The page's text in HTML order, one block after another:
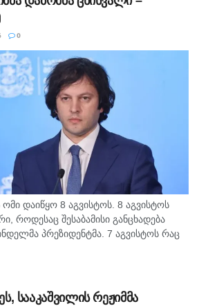
წარმატების მიღწევაში
დროა ახალი პროექტების
განვითარებისთვის.
შეტყობინება სასიამოვნო
მშვიდი და ჰარმონიული
გზას გაჩვენებთ, ხოლო
კიდევ უფრო
დასვენება და ძალების აღდგენა
0
დაიწყო 8 აგვისტოს. 8 აგვისტოს
როდესაც შესაბამისი განცხადება
პრეზიდენტმა. 7 აგვისტოს რაც
რეჟიმმა დაბომბა
სააკაშვილის რეჟიმმა